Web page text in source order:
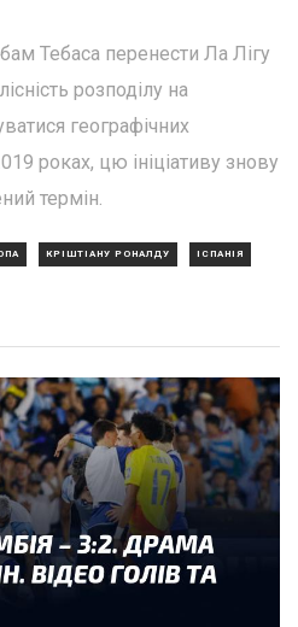
Тебаса перенести Ла Лігу
розподілу на
географічних
роках, цю ініціативу знову
термін.
КРІШТІАНУ РОНАЛДУ ІСПАНІЯ